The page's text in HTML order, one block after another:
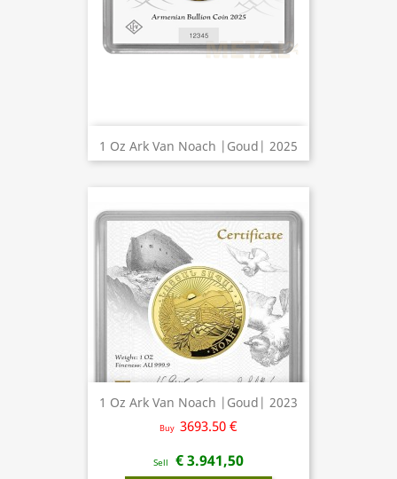
1 Oz Ark Van Noach |Goud| 2025
1 Oz Ark Van Noach |Goud| 2023
Buy 3693.50 €
Sell € 3.941,50